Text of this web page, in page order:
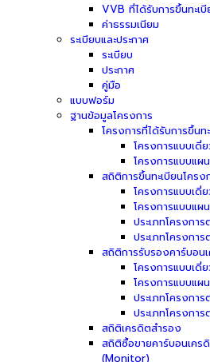
VVB ที่ได้รับการขึ้นทะเบี
ค่าธรรมเนียม
ระเบียบและประกาศ
ระเบียบ
ประกาศ
คู่มือ
แบบฟอร์ม
ฐานข้อมูลโครงการ
โครงการที่ได้รับการขึ้นท
โครงการแบบเดี่
โครงการแบบแผ
สถิติการขึ้นทะเบียนโครง
โครงการแบบเดี่
โครงการแบบแผ
ประเภทโครงกา
ประเภทโครงกา
สถิติการรับรองคาร์บอน
โครงการแบบเดี่
โครงการแบบแผ
ประเภทโครงกา
ประเภทโครงกา
สถิติเครดิตสำรอง
สถิติซื้อขายคาร์บอนเคร
(Monitor)